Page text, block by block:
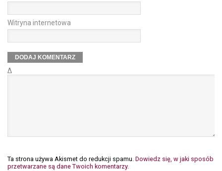
Witryna internetowa
Δ
Ta strona używa Akismet do redukcji spamu. Dowiedz się, w jaki sposób
przetwarzane są dane Twoich komentarzy.